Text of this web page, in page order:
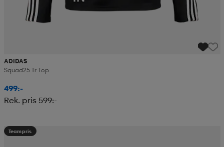
ADIDAS
Squad25 Tr Top
499:-
Rek. pris 599:-
Teampris